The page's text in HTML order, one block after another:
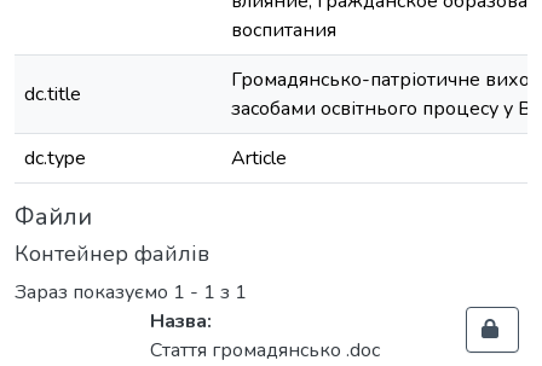
воспитания
dc.title
Громадянсько-патріотичне
засобами освітнього процесу у
dc.type
Article
Файли
Контейнер файлів
Зараз показуємо 1 - 1 з 1
Назва:
Стаття громадянсько .doc